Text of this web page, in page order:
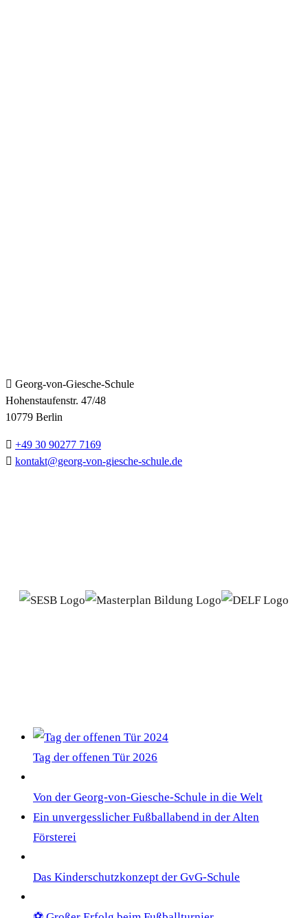
Georg-von-Giesche-Schule
Hohenstaufenstr. 47/48
10779 Berlin
+49 30 90277 7169
kontakt@georg-von-giesche-schule.de
Tag der offenen Tür 2026
Von der Georg-von-Giesche-Schule in die Welt
Ein unvergesslicher Fußballabend in der Alten
Försterei
Das Kinderschutzkonzept der GvG-Schule